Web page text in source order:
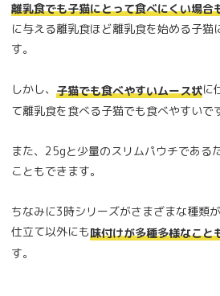
離乳食でも子猫にとって食べにくい場合
に与える離乳食ほど離乳食を始める子猫
す。
しかし、 子猫でも食べやすいムース状に
て離乳食を食べる子猫でも食べやすいで
また、25gと少量のスリムパウチである
こともできます。
ちなみに3時シリーズがさまざまな種類
仕立て以外にも味付けが多種多様なこと
す。